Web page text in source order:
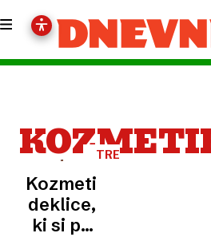
TRENDI
Kozmetikoreksija:
deklice,
ki si po